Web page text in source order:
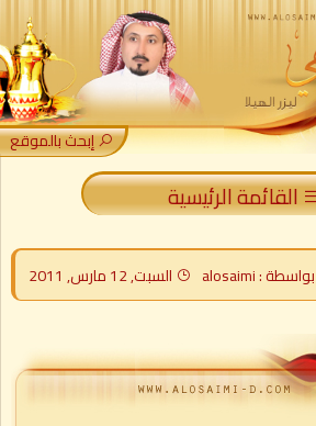
إبحث بالموقع
القائمة الرئيسية
بواسطة : alosaimi السبت, 12 مارس, 2011